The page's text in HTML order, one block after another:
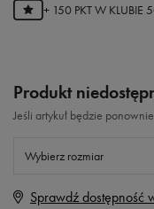
+ 150 PKT W KLUBIE
Produkt
Jeśli artykuł będzie
Wybierz rozmiar
Rozmiary EU
Sprawdź dostępność